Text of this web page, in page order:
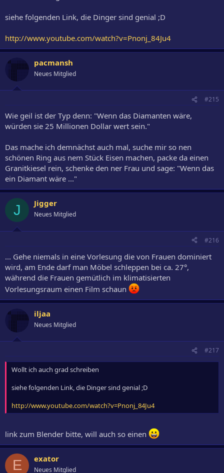
siehe folgenden Link, die Dinger sind genial ;D
http://www.youtube.com/watch?v=Pnonj_84Ju4
pacmansh
Neues Mitglied
#215
Wie geil ist der Typ denn: "Wenn das Diamanten wäre,
würden sie 25 Millionen Dollar wert sein."
Das mache ich demnächst auch mal, suche mir so nen
schönen Ring aus nem Stück Eisen machen, packe da einen
Granitkiesel rein, schenke den ner Frau und sage: "Wenn das
ein Diamant wäre ..."
J Jigger
Neues Mitglied
#216
... Gehe niemals in eine Vorlesung die von Frauen dominiert
wird, am Ende darf man Möbel schleppen bei ca. 27°,
während die Frauen gemütlich im klimatisierten
Vorlesungsraum einen Film schaun
iljaa
Neues Mitglied
#217
Wollt ich auch grad schreiben
siehe folgenden Link, die Dinger sind genial ;D
http://www.youtube.com/watch?v=Pnonj_84Ju4
link zum Blender bitte, will auch so einen
E exator
Neues Mitglied